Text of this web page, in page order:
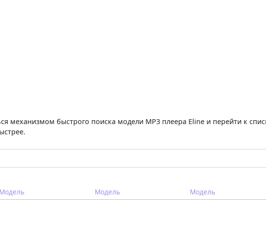
механизмом быстрого поиска модели MP3 плеера Eline и перейти к
Модель Модель Модель